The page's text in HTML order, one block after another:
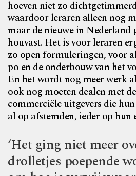
hoeven niet zo
waardoor leraren alleen nog
maar de nieuwe in Nederland
houvast. Het is voor leraren
zo open formuleringen, voor
po en de onderbouw van het
En het wordt nog meer werk
ook nog moeten dealen met
commerciële uitgevers die
al op afstemden, ieder op hun
‘Het ging niet meer
drolletjes poepende